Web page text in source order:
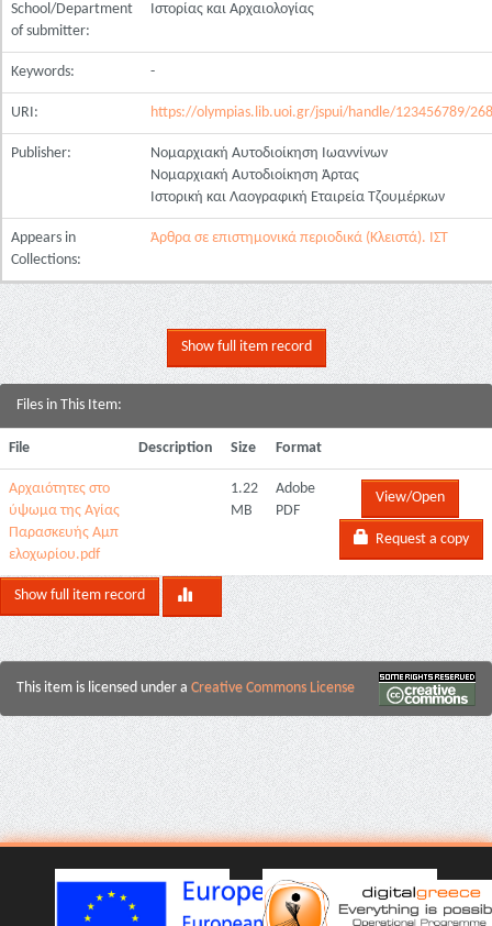
School/Department
of submitter:
Ιστορίας και Αρχαιολογίας
Keywords: -
URI: https://olympias.lib.uoi.gr/jspui/handle/123456789/
Publisher:
Νομαρχιακή Αυτοδιοίκηση Ιωαννίνων
Νομαρχιακή Αυτοδιοίκηση Άρτας
Ιστορική και Λαογραφική Εταιρεία Τζουμέρκων
Appears in
Collections:
Άρθρα σε επιστημονικά περιοδικά (Κλειστά). ΙΣΤ
Show full item record
Files in This Item:
File Description Size Format
Αρχαιότητες στο
ύψωμα της Αγίας
Παρασκευής Αμπ
ελοχωρίου.pdf
1.22
MB
Adobe
PDF
View/Open
Request a copy
Show full item record
This item is licensed under a Creative Commons License